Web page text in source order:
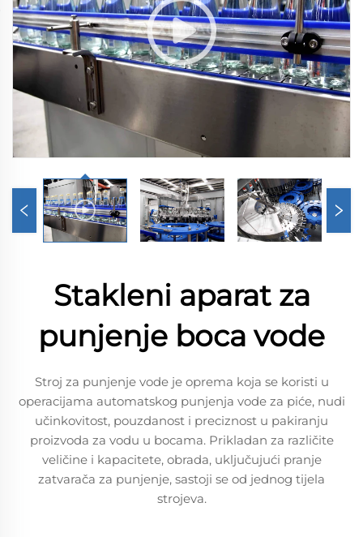
Stakleni aparat za
punjenje boca vode
Stroj za punjenje vode je oprema koja se koristi u
operacijama automatskog punjenja vode za piće, nudi
učinkovitost, pouzdanost i preciznost u pakiranju
proizvoda za vodu u bocama. Prikladan za različite
veličine i kapacitete, obrada, uključujući pranje
zatvarača za punjenje, sastoji se od jednog tijela
strojeva.